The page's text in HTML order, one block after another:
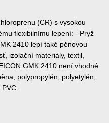
(CR) s vysokou
flexibilnímu lepení: - Pryž
2410 lepí také pěnovou
izolační materiály, textil,
GMK 2410 není vhodné
polypropylén, polyetylén,